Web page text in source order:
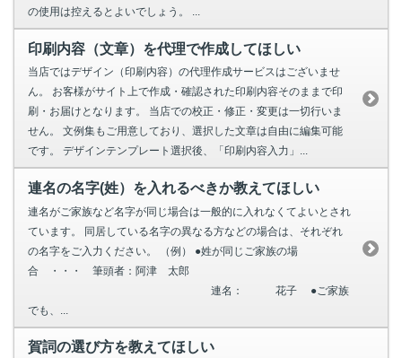
の使用は控えるとよいでしょう。 ...
印刷内容（文章）を代理で作成してほしい
当店ではデザイン（印刷内容）の代理作成サービスはございませ
ん。 お客様がサイト上で作成・確認された印刷内容そのままで印
刷・お届けとなります。 当店での校正・修正・変更は一切行いま
せん。 文例集もご用意しており、選択した文章は自由に編集可能
です。 デザインテンプレート選択後、「印刷内容入力」...
連名の名字(姓）を入れるべきか教えてほしい
連名がご家族など名字が同じ場合は一般的に入れなくてよいとされ
ています。 同居している名字の異なる方などの場合は、それぞれ
の名字をご入力ください。 （例） ●姓が同じご家族の場
合 ・・・ 筆頭者：阿津 太郎
連名： 花子 ●ご家族
でも、...
賀詞の選び方を教えてほしい